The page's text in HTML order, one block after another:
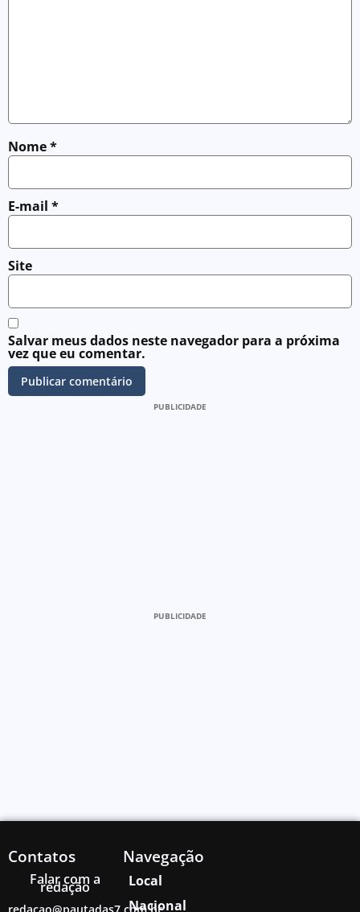
Nome*
E-mail *
Site
Salvar meus dados neste navegador para a próxima
vez que eu comentar.
PUBLICIDADE
PUBLICIDADE
Contatos
Falar com a
redação
Navegação
Local
Nacional